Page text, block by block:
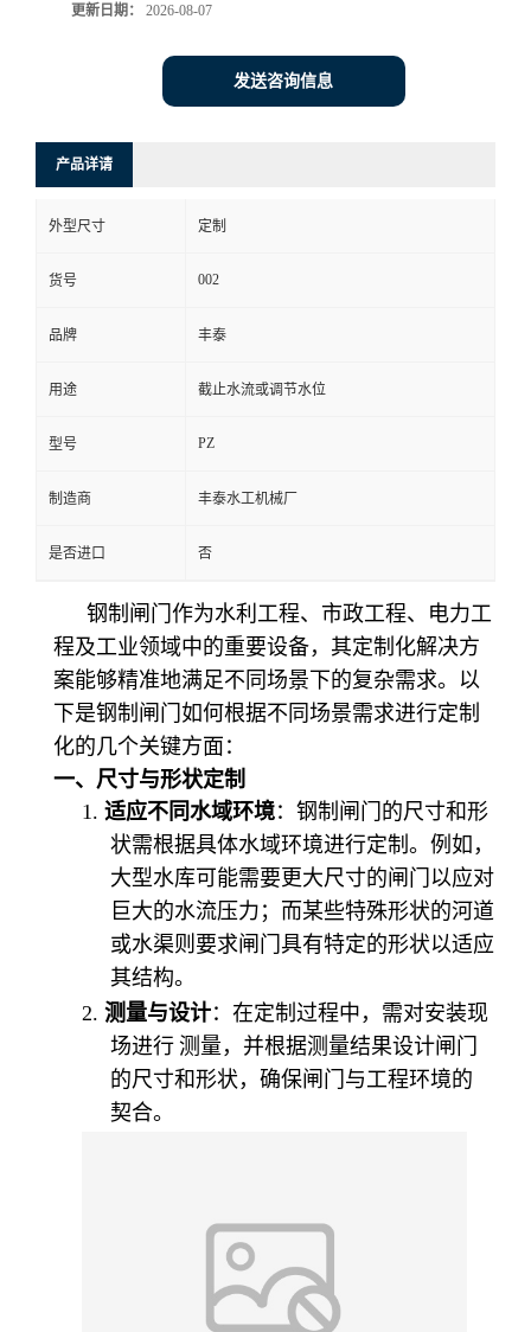
更新日期： 2026-08-07
发送咨询信息
产品详请
外型尺寸 定制
货号 002
品牌 丰泰
用途 截止水流或调节水位
型号 PZ
制造商 丰泰水工机械厂
是否进口 否
钢制闸门作为水利工程、市政工程、电力工
程及工业领域中的重要设备，其定制化解决方
案能够精准地满足不同场景下的复杂需求。以
下是钢制闸门如何根据不同场景需求进行定制
化的几个关键方面：
一、尺寸与形状定制
1. 适应不同水域环境：钢制闸门的尺寸和形
状需根据具体水域环境进行定制。例如，
大型水库可能需要更大尺寸的闸门以应对
巨大的水流压力；而某些特殊形状的河道
或水渠则要求闸门具有特定的形状以适应
其结构。
2. 测量与设计：在定制过程中，需对安装现
场进行 测量，并根据测量结果设计闸门
的尺寸和形状，确保闸门与工程环境的
契合。